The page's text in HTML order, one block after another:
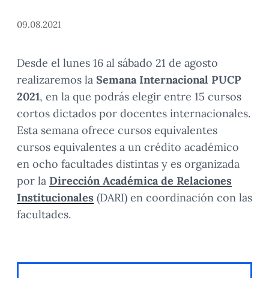
09.08.2021
Desde el lunes 16 al sábado 21 de agosto
realizaremos la Semana Internacional PUCP
2021, en la que podrás elegir entre 15 cursos
cortos dictados por docentes internacionales.
Esta semana ofrece cursos equivalentes
cursos equivalentes a un crédito académico
en ocho facultades distintas y es organizada
por la Dirección Académica de Relaciones
Institucionales (DARI) en coordinación con las
facultades.